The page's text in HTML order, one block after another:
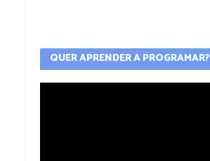
QUER APRENDER A PROGRAMAR?